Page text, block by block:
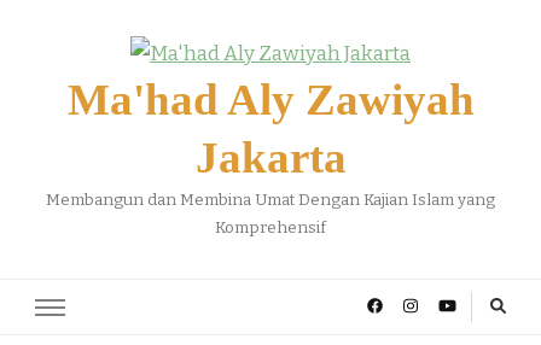
Ma'had Aly Zawiyah
Jakarta
Membangun dan Membina Umat Dengan Kajian Islam yang
Komprehensif